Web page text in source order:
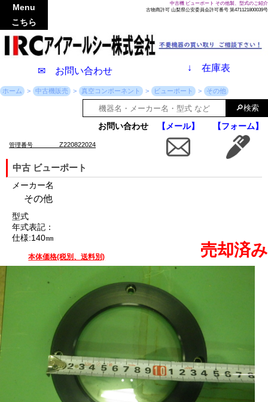
中古機 ビューポート その他製、型式のご紹介
古物商許可 山梨県公安委員会許可番号 第471121800039号
✉ お問い合わせ ↓ 在庫表
Menu
こちら
ホーム 中古機販売 真空コンポーネント ビューポート その他
お問い合わせ 【メール】 【フォーム】
管理番号 Z220822024
中古 ビューポート
メーカー名
その他
型式
年式表記：
仕様:140㎜
本体価格(税別、送料別) 売却済み